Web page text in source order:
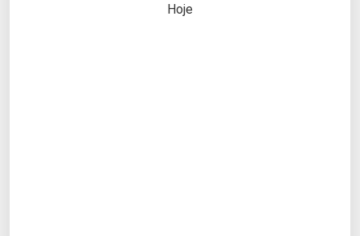
Hoje